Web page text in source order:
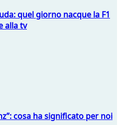
quel giorno nacque la F1
alla tv
cosa ha significato per noi